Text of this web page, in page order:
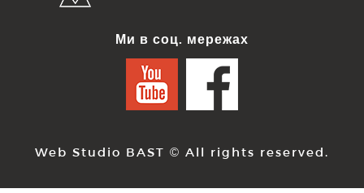
Ми в соц. мережах
Web Studio BAST © All rights reserved.